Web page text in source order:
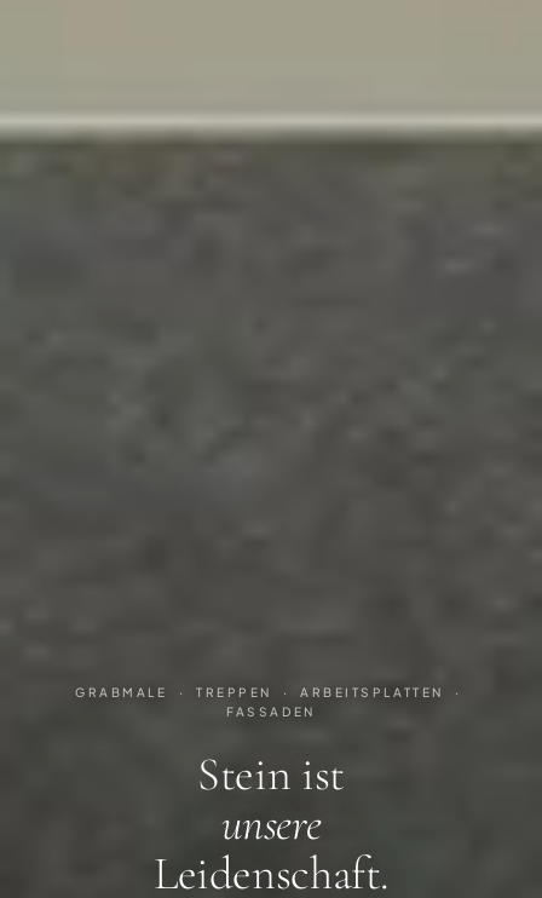
GRABMALE ·TREPPEN ·ARBEITSPLATTEN
·
FASSADEN
Stein ist
unsere
Leidenschaft.